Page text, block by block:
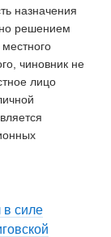
назначения
решением
чиновник не
лицо
в силе